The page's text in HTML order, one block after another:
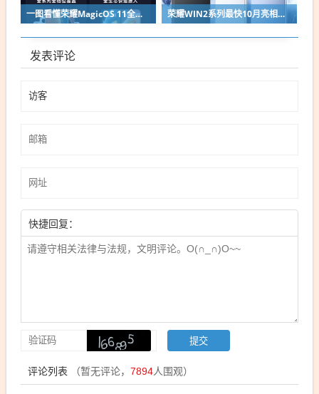
一图看懂荣耀MagicOS 11全新双架构：安卓底层重构 液态玻璃效果拉满 荣耀WIN2系列最快10月亮相：2nm芯片+万级电池组合同档唯一
发表评论
快捷回复：
评论列表 （暂无评论， 7894人围观）